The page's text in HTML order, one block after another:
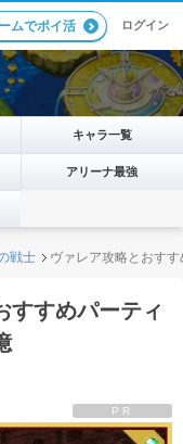
ムでポイ活 ログイン
キャラ一覧
アリーナ最強
戦士 ヴァレア攻略とおす
すすめパーティ
PR